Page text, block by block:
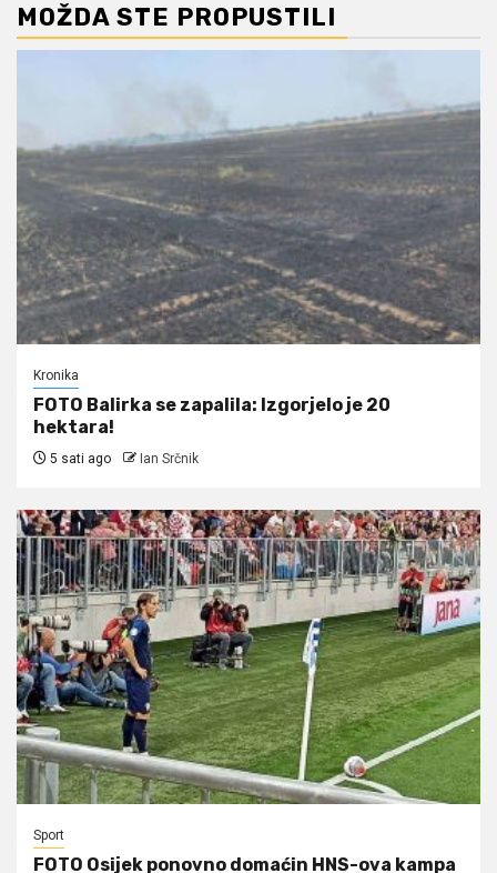
MOŽDA STE PROPUSTILI
Kronika
FOTO Balirka se zapalila: Izgorjelo je 20
hektara!
5 sati ago Ian Srčnik
Sport
FOTO Osijek ponovno domaćin HNS-ova kampa